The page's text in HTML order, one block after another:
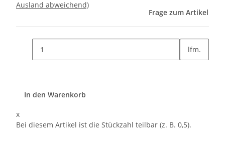
Ausland abweichend)
Frage zum Artikel
lfm.
In den Warenkorb
x
Bei diesem Artikel ist die Stückzahl teilbar (z. B. 0,5).